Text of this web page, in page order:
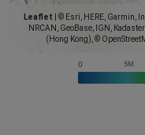
Leaflet
© Esri, HERE, Garmin,
NRCAN, GeoBase, IGN,
(Hong Kong), ©